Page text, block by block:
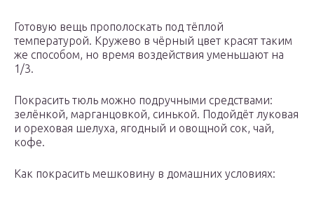
Готовую вещь прополоскать под тёплой
температурой. Кружево в чёрный цвет красят таким
же способом, но время воздействия уменьшают на
1/3.
Покрасить тюль можно подручными средствами:
зелёнкой, марганцовкой, синькой. Подойдёт луковая
и ореховая шелуха, ягодный и овощной сок, чай,
кофе.
Как покрасить мешковину в домашних условиях: